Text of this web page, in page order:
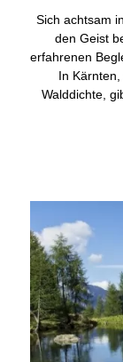
Sich achtsam
den Geist
erfahrenen
In
Walddichte,